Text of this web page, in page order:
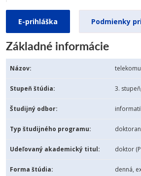
E-prihláška Podmienky
Základné informácie
Názov:
Stupeň štúdia: 3.
Študijný odbor:
Typ študijného programu:
Udeľovaný akademický titul: doktor
Forma štúdia: denná,